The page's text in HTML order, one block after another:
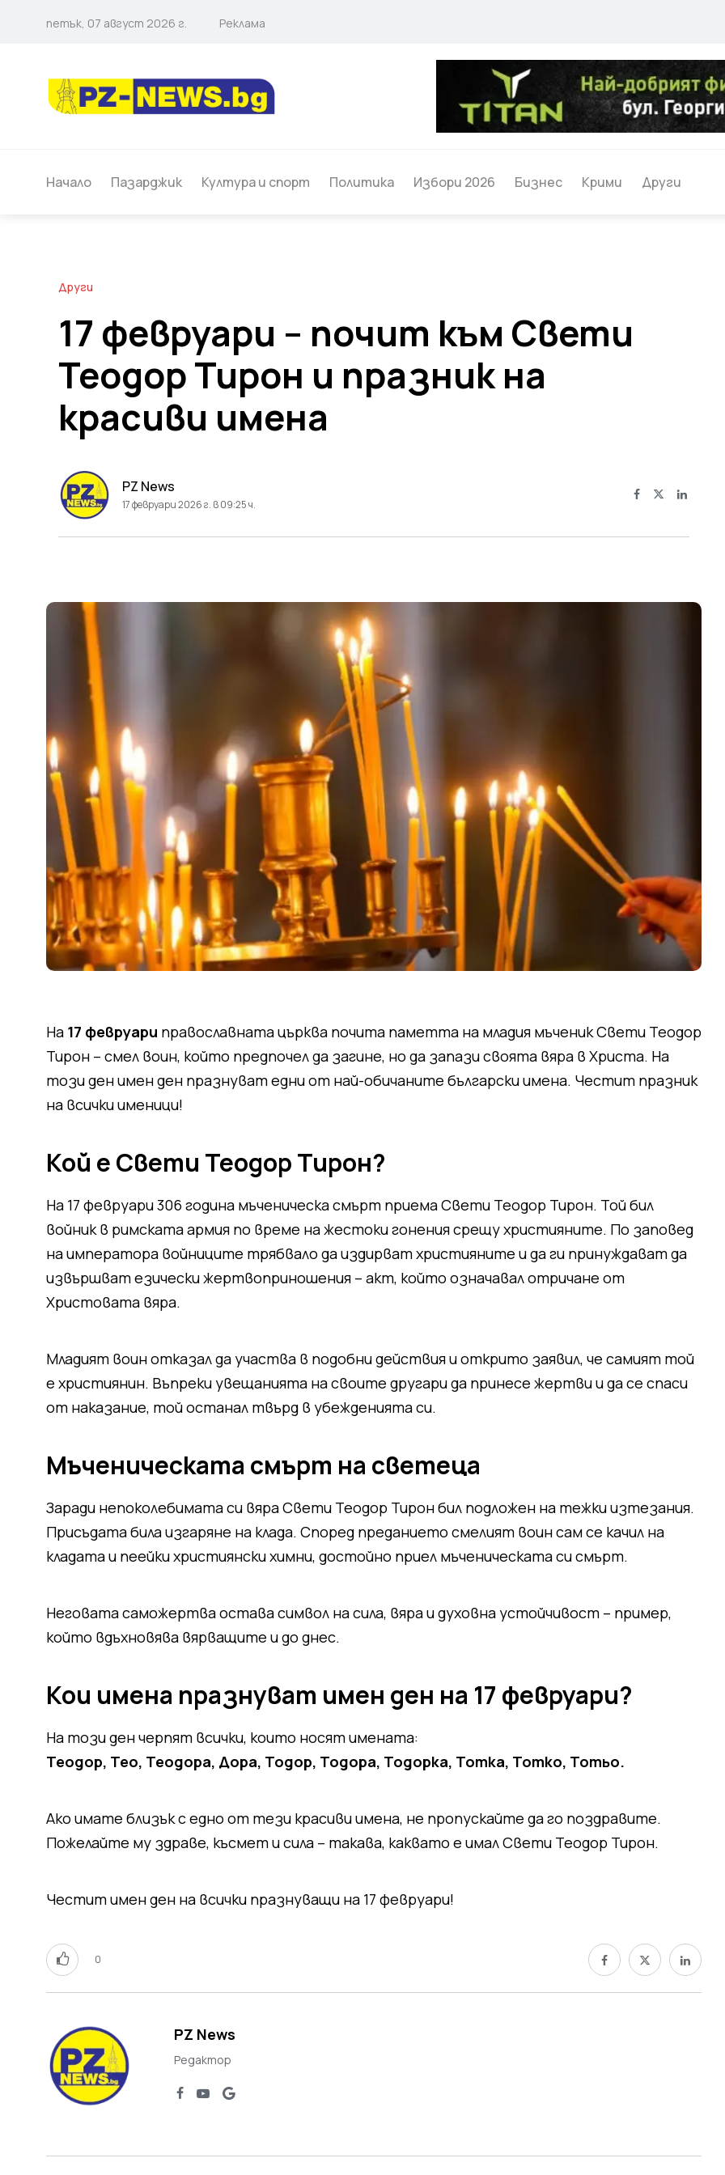
петък, 07 август 2026 г. Реклама
Начало Пазарджик Култура и спорт Политика Избори 2026 Бизнес Крими Други
Други
17 февруари – почит към Свети
Теодор Тирон и празник на
красиви имена
PZ News
17 февруари 2026 г. в 09:25 ч.
На 17 февруари православната църква почита паметта на младия мъченик Свети Теодор
Тирон – смел воин, който предпочел да загине, но да запази своята вяра в Христа. На
този ден имен ден празнуват едни от най-обичаните български имена. Честит празник
на всички именици!
Кой е Свети Теодор Тирон?
На 17 февруари 306 година мъченическа смърт приема Свети Теодор Тирон. Той бил
войник в римската армия по време на жестоки гонения срещу християните. По заповед
на императора войниците трябвало да издирват християните и да ги принуждават да
извършват езически жертвоприношения – акт, който означавал отричане от
Христовата вяра.
Младият воин отказал да участва в подобни действия и открито заявил, че самият той
е християнин. Въпреки увещанията на своите другари да принесе жертви и да се спаси
от наказание, той останал твърд в убежденията си.
Мъченическата смърт на светеца
Заради непоколебимата си вяра Свети Теодор Тирон бил подложен на тежки изтезания.
Присъдата била изгаряне на клада. Според преданието смелият воин сам се качил на
кладата и пеейки християнски химни, достойно приел мъченическата си смърт.
Неговата саможертва остава символ на сила, вяра и духовна устойчивост – пример,
който вдъхновява вярващите и до днес.
Кои имена празнуват имен ден на 17 февруари?
На този ден черпят всички, които носят имената:
Теодор, Тео, Теодора, Дора, Тодор, Тодора, Тодорка, Тотка, Тотко, Тотьо.
Ако имате близък с едно от тези красиви имена, не пропускайте да го поздравите.
Пожелайте му здраве, късмет и сила – такава, каквато е имал Свети Теодор Тирон.
Честит имен ден на всички празнуващи на 17 февруари!
0
PZ News
Редактор